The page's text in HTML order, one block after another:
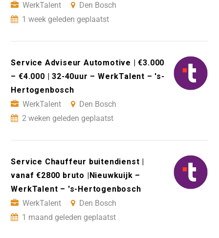
WerkTalent
Den Bosch
1 week geleden geplaatst
Service Adviseur Automotive | €3.000
– €4.000 | 32-40uur – WerkTalent – 's-
Hertogenbosch
WerkTalent
Den Bosch
2 weken geleden geplaatst
Service Chauffeur buitendienst |
vanaf €2800 bruto |Nieuwkuijk –
WerkTalent – 's-Hertogenbosch
WerkTalent
Den Bosch
1 maand geleden geplaatst